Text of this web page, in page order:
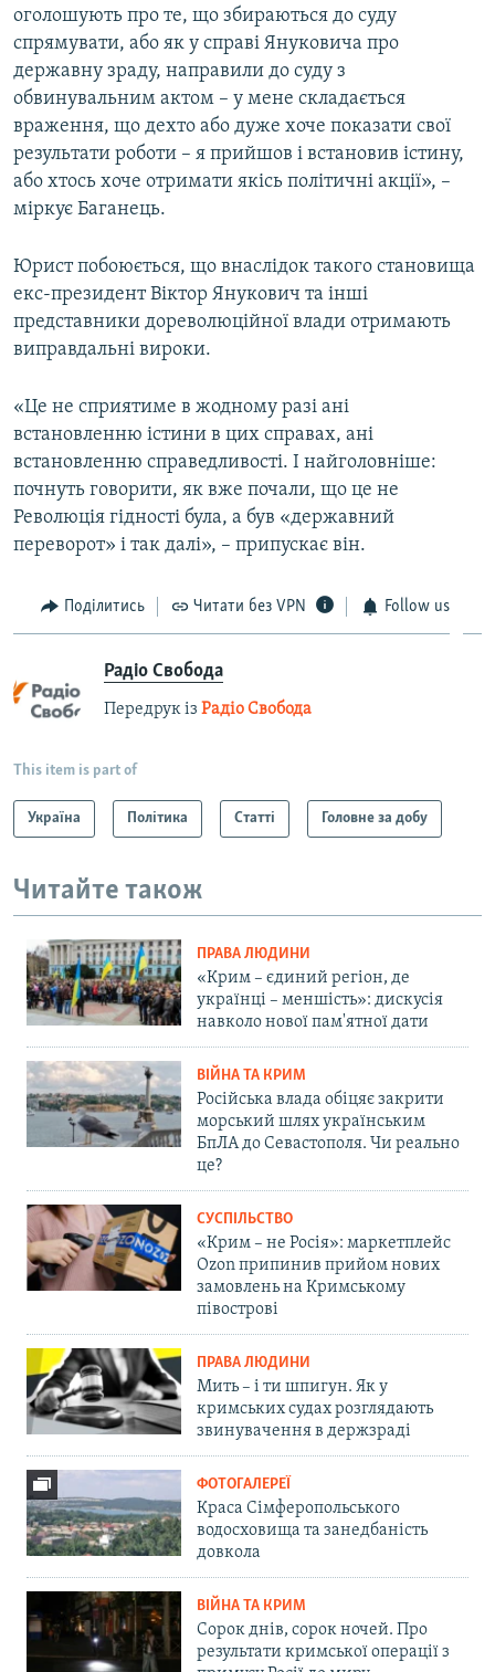
оголошують про те, що збираються до суду
спрямувати, або як у справі Януковича про
державну зраду, направили до суду з
обвинувальним актом – у мене складається
враження, що дехто або дуже хоче показати свої
результати роботи – я прийшов і встановив істину,
або хтось хоче отримати якісь політичні акції», –
міркує Баганець.
Юрист побоюється, що внаслідок такого становища
екс-президент Віктор Янукович та інші
представники дореволюційної влади отримають
виправдальні вироки.
«Це не сприятиме в жодному разі ані
встановленню істини в цих справах, ані
встановленню справедливості. І найголовніше:
почнуть говорити, як вже почали, що це не
Революція гідності була, а був «державний
переворот» і так далі», – припускає він.
Поділитись Читати без VPN Follow us
Радіо Свобода
Передрук із Радіо Свобода
This item is part of
Україна Політика Статті Головне за добу
Читайте також
ПРАВА ЛЮДИНИ
«Крим – єдиний регіон, де
українці – меншість»: дискусія
навколо нової пам'ятної дати
ВІЙНА ТА КРИМ
Російська влада обіцяє закрити
морський шлях українським
БпЛА до Севастополя. Чи реально
це?
СУСПІЛЬСТВО
«Крим – не Росія»: маркетплейс
Ozon припинив прийом нових
замовлень на Кримському
півострові
ПРАВА ЛЮДИНИ
Мить – і ти шпигун. Як у
кримських судах розглядають
звинувачення в держзраді
ФОТОГАЛЕРЕЇ
Краса Сімферопольського
водосховища та занедбаність
довкола
ВІЙНА ТА КРИМ
Сорок днів, сорок ночей. Про
результати кримської операції з